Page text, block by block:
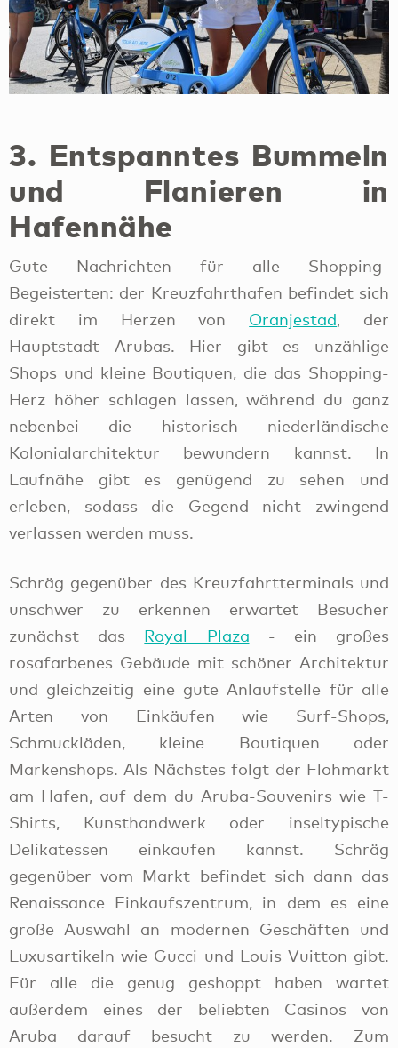
3. Entspanntes Bummeln
und Flanieren in
Hafennähe
Gute Nachrichten für alle Shopping-
Begeisterten: der Kreuzfahrthafen befindet sich
direkt im Herzen von Oranjestad, der
Hauptstadt Arubas. Hier gibt es unzählige
Shops und kleine Boutiquen, die das Shopping-
Herz höher schlagen lassen, während du ganz
nebenbei die historisch niederländische
Kolonialarchitektur bewundern kannst. In
Laufnähe gibt es genügend zu sehen und
erleben, sodass die Gegend nicht zwingend
verlassen werden muss.
Schräg gegenüber des Kreuzfahrtterminals und
unschwer zu erkennen erwartet Besucher
zunächst das Royal Plaza - ein großes
rosafarbenes Gebäude mit schöner Architektur
und gleichzeitig eine gute Anlaufstelle für alle
Arten von Einkäufen wie Surf-Shops,
Schmuckläden, kleine Boutiquen oder
Markenshops. Als Nächstes folgt der Flohmarkt
am Hafen, auf dem du Aruba-Souvenirs wie T-
Shirts, Kunsthandwerk oder inseltypische
Delikatessen einkaufen kannst. Schräg
gegenüber vom Markt befindet sich dann das
Renaissance Einkaufszentrum, in dem es eine
große Auswahl an modernen Geschäften und
Luxusartikeln wie Gucci und Louis Vuitton gibt.
Für alle die genug geshoppt haben wartet
außerdem eines der beliebten Casinos von
Aruba darauf besucht zu werden. Zum